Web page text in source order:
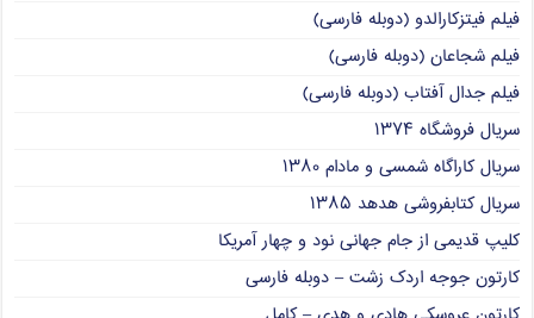
فیلم فیتزکارالدو (دوبله فارسی)
فیلم شجاعان (دوبله فارسی)
فیلم جدال آفتاب (دوبله فارسی)
سریال فروشگاه ۱۳۷۴
سریال کاراگاه شمسی و مادام ۱۳۸۰
سریال کتابفروشی هدهد ۱۳۸۵
کلیپ قدیمی از جام جهانی نود و چهار آمریکا
کارتون جوجه اردک زشت – دوبله فارسی